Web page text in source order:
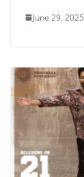
June 29, 2025